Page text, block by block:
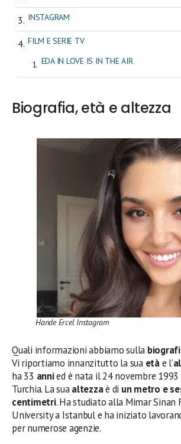
INSTAGRAM
FILM E SERIE TV
EDA IN LOVE IS IN THE AIR
Biografia, età e altezza
Hande Ercel Instagram
Quali informazioni abbiamo sulla
Vi riportiamo innanzitutto la sua etàe l’
ha 33 annied è nata il 24 novembre 1993
Turchia. La suaaltezzaè di un metro e
centimetri. Ha studiato alla Mimar Sinan
University a Istanbul e ha iniziato
per numerose agenzie.